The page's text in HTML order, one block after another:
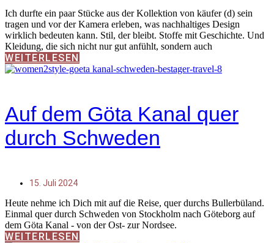
Ich durfte ein paar Stücke aus der Kollektion von käufer (d) sein
tragen und vor der Kamera erleben, was nachhaltiges Design
wirklich bedeuten kann. Stil, der bleibt. Stoffe mit Geschichte. Und
Kleidung, die sich nicht nur gut anfühlt, sondern auch
WEITERLESEN
Auf dem Göta Kanal quer
durch Schweden
15. Juli 2024
Heute nehme ich Dich mit auf die Reise, quer durchs Bullerbüland.
Einmal quer durch Schweden von Stockholm nach Göteborg auf
dem Göta Kanal - von der Ost- zur Nordsee.
WEITERLESEN